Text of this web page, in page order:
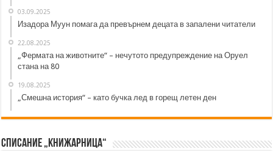
03.09.2025
Изадора Муун помага да превърнем децата в запалени читатели
22.08.2025
„Фермата на животните“ – нечутото предупреждение на Оруел
стана на 80
19.08.2025
„Смешна история“ – като бучка лед в горещ летен ден
Списание „Книжарница“